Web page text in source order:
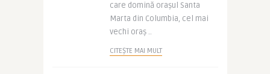
care domină orașul Santa
Marta din Columbia, cel mai
vechi oraș ..
CITEȘTE MAI MULT